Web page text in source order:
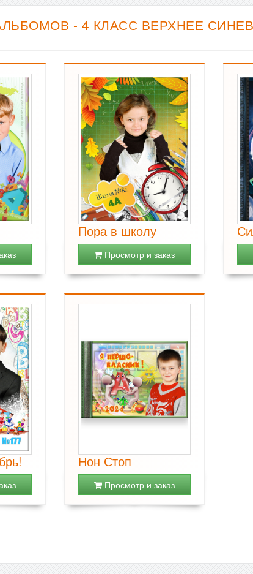
- 4 КЛАСС ВЕРХНЕЕ
Пора в школу
Просмотр и заказ
Нон Стоп
Просмотр и заказ